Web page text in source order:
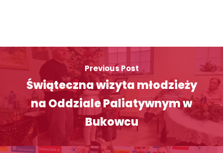
Previous Post
Świąteczna wizyta młodzieży
na Oddziale Paliatywnym w
Bukowcu